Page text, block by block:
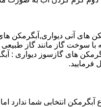
سوخت گاز مانند گاز
هایی که با انرژی حیدری مانند
آبگرمکن انتخابی شما